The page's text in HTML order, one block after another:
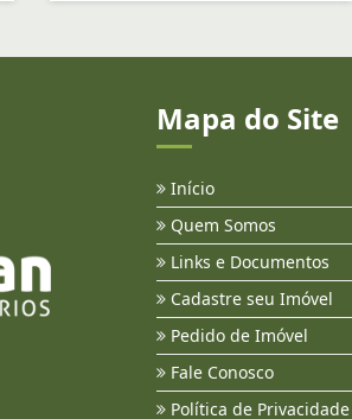
Mapa do Site
Início
Quem Somos
Links e Documentos
Cadastre seu Imóvel
Pedido de Imóvel
Fale Conosco
Política de Privacidade